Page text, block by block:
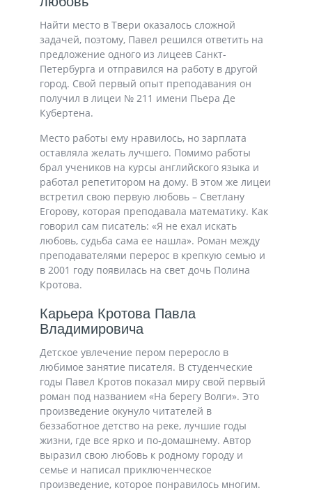
Найти место в Твери оказалось сложной
задачей, поэтому, Павел решился ответить на
предложение одного из лицеев Санкт-
Петербурга и отправился на работу в другой
город. Свой первый опыт преподавания он
получил в лицеи № 211 имени Пьера Де
Кубертена.
Место работы ему нравилось, но зарплата
оставляла желать лучшего. Помимо работы
брал учеников на курсы английского языка и
работал репетитором на дому. В этом же лицеи
встретил свою первую любовь – Светлану
Егорову, которая преподавала математику. Как
говорил сам писатель: «Я не ехал искать
любовь, судьба сама ее нашла». Роман между
преподавателями перерос в крепкую семью и
в 2001 году появилась на свет дочь Полина
Кротова.
Карьера Кротова Павла
Владимировича
Детское увлечение пером переросло в
любимое занятие писателя. В студенческие
годы Павел Кротов показал миру свой первый
роман под названием «На берегу Волги». Это
произведение окунуло читателей в
беззаботное детство на реке, лучшие годы
жизни, где все ярко и по-домашнему. Автор
выразил свою любовь к родному городу и
семье и написал приключенческое
произведение, которое понравилось многим.